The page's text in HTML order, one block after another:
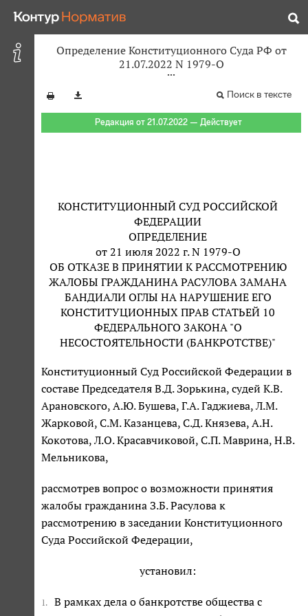
Определение Конституционного Суда РФ от
21.07.2022 N 1979-О
Поиск в тексте
Редакция от 21.07.2022 — Действует
КОНСТИТУЦИОННЫЙ СУД РОССИЙСКОЙ
ФЕДЕРАЦИИ
ОПРЕДЕЛЕНИЕ
от 21 июля 2022 г. N 1979-О
ОБ ОТКАЗЕ В ПРИНЯТИИ К РАССМОТРЕНИЮ
ЖАЛОБЫ ГРАЖДАНИНА РАСУЛОВА ЗАМАНА
БАНДИАЛИ ОГЛЫ НА НАРУШЕНИЕ ЕГО
КОНСТИТУЦИОННЫХ ПРАВ СТАТЬЕЙ 10
ФЕДЕРАЛЬНОГО ЗАКОНА "О
НЕСОСТОЯТЕЛЬНОСТИ (БАНКРОТСТВЕ)"
Конституционный Суд Российской Федерации в
составе Председателя В.Д. Зорькина, судей К.В.
Арановского, А.Ю. Бушева, Г.А. Гаджиева, Л.М.
Жарковой, С.М. Казанцева, С.Д. Князева, А.Н.
Кокотова, Л.О. Красавчиковой, С.П. Маврина, Н.В.
Мельникова,
рассмотрев вопрос о возможности принятия
жалобы гражданина З.Б. Расулова к
рассмотрению в заседании Конституционного
Суда Российской Федерации,
установил:
1.
В рамках дела о банкротстве общества с